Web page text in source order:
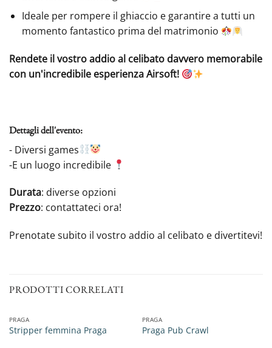
Ideale per rompere il ghiaccio e garantire a tutti un
momento fantastico prima del matrimonio
Rendete il vostro addio al celibato davvero memorabile
con un'incredibile esperienza Airsoft!
Dettagli dell'evento:
- Diversi games
-E un luogo incredibile
Durata: diverse opzioni
Prezzo: contattateci ora!
Prenotate subito il vostro addio al celibato e divertitevi!
PRODOTTI CORRELATI
PRAGA
Stripper femmina Praga
PRAGA
Praga Pub Crawl